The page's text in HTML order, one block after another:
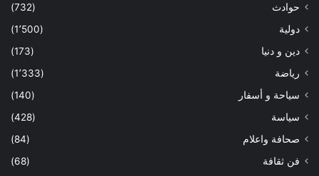
حوادث
(732)
دولية
(1٬500)
دين و دنيا
(173)
رياضة
(1٬333)
سياحة و أسفار
(140)
سياسة
(428)
صحافة واعلام
(84)
فن ثقافة
(68)